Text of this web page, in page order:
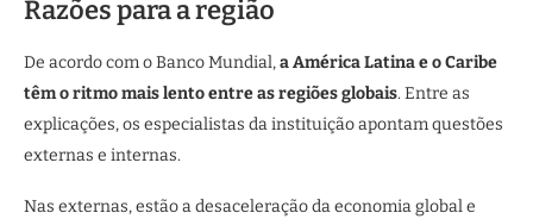
Razões para a região
De acordo com o Banco Mundial,a América Latina e o Caribe
têm o ritmo mais lento entre as regiões globais. Entre as
explicações, os especialistas da instituição apontam questões
externas e internas.
Nas externas, estão a desaceleração da economia global e